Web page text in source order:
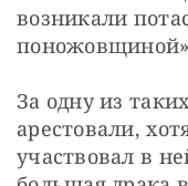
возникали
За одну из
арестовали,
участвовал в